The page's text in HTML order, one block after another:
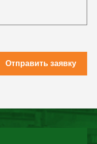
Отправить заявку